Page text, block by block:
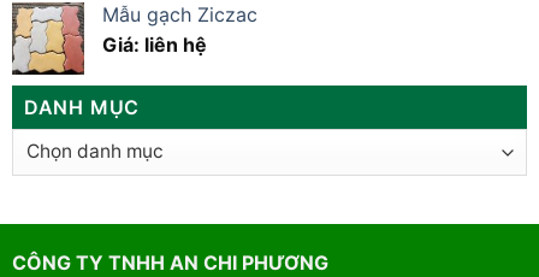
Mẫu gạch Ziczac
Giá: liên hệ
DANH MỤC
Danh
CÔNG TY TNHH AN CHI PHƯƠNG